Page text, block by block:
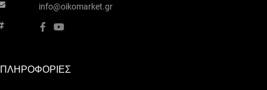
info@oikomarket.gr
ΠΛΗΡΟΦΟΡΙΕΣ